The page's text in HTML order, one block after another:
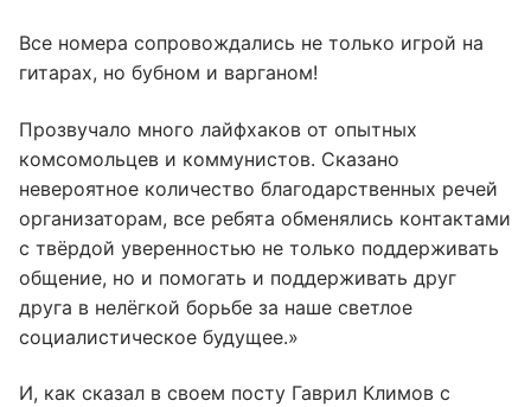
Все номера сопровождались не только игрой на
гитарах, но бубном и варганом!
Прозвучало много лайфхаков от опытных
комсомольцев и коммунистов. Сказано
невероятное количество благодарственных речей
организаторам, все ребята обменялись контактами
с твёрдой уверенностью не только поддерживать
общение, но и помогать и поддерживать друг
друга в нелёгкой борьбе за наше светлое
социалистическое будущее.»
И, как сказал в своем посту Гаврил Климов с